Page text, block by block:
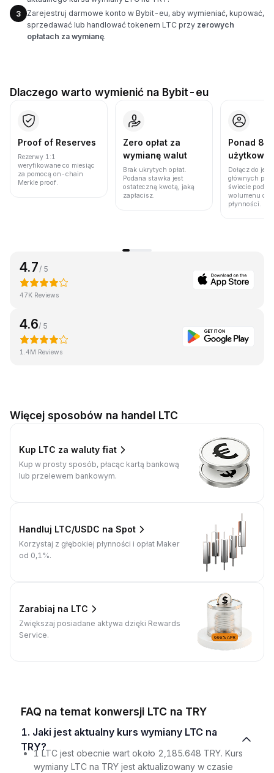
3
Zarejestruj darmowe konto w Bybit-eu, aby wymieniać, kupować,
sprzedawać lub handlować tokenem LTC przy zerowych
opłatach za wymianę.
Dlaczego warto wymienić na Bybit-eu
Proof of Reserves
Rezerwy 1:1
weryfikowane co miesiąc
za pomocą on-chain
Merkle proof.
Zero opłat za
wymianę walut
Brak ukrytych opłat.
Podana stawka jest
ostateczną kwotą, jaką
zapłacisz.
Ponad 86
Dołącz do
głównych
świecie pod
wolumenu
płynności.
4.7 / 5
47K Reviews
4.6/ 5
1.4M Reviews
Więcej sposobów na handel LTC
Kup LTC za waluty fiat
Kup w prosty sposób, płacąc kartą bankową
lub przelewem bankowym.
Handluj LTC/USDC na Spot
Korzystaj z głębokiej płynności i opłat Maker
od 0,1%.
Zarabiaj na LTC
Zwiększaj posiadane aktywa dzięki Rewards
Service.
FAQ na temat konwersji LTC na TRY
1. Jaki jest aktualny kurs wymiany LTC na
TRY?
1 LTC jest obecnie wart około 2,185.648 TRY. Kurs
wymiany LTC na TRY jest aktualizowany w czasie